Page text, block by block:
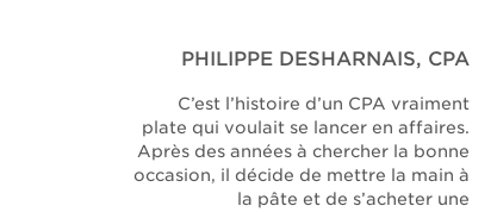
PHILIPPE DESHARNAIS, CPA
C’est l’histoire d’un CPA vraiment
plate qui voulait se lancer en affaires.
Après des années à chercher la bonne
occasion, il décide de mettre la main à
la pâte et de s’acheter une